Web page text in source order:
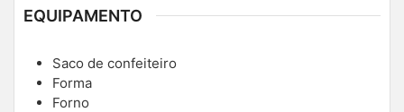
EQUIPAMENTO
Saco de confeiteiro
Forma
Forno